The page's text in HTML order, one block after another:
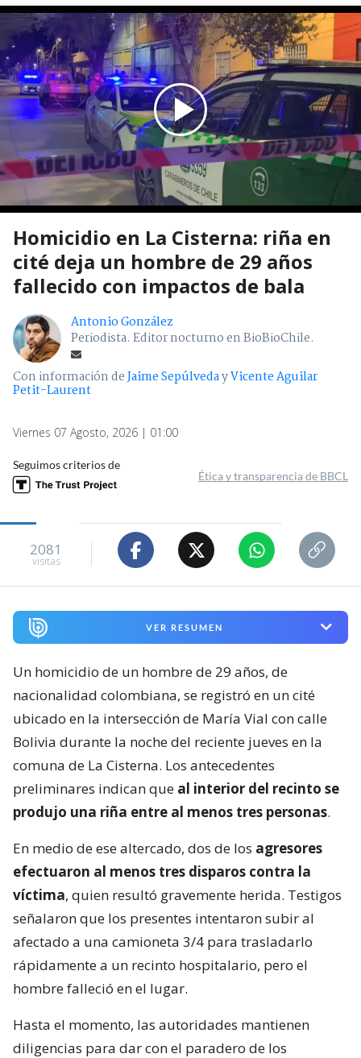
Homicidio en La Cisterna: riña en
cité deja un hombre de 29 años
fallecido con impactos de bala
Antonio González
Periodista. Editor nocturno en BioBioChile.
Con información deJaime SepúlvedayVicente Aguilar
Petit-Laurent
Viernes 07 Agosto, 2026 | 01:00
Seguimos criterios de
Ética y transparencia de BBCL
2081
visitas
VER RESUMEN
Un homicidio de un hombre de 29 años, de
nacionalidad colombiana, se registró en un cité
ubicado en la intersección de María Vial con calle
Bolivia durante la noche del reciente jueves en la
comuna de La Cisterna. Los antecedentes
preliminares indican que al interior del recinto se
produjo una riña entre al menos tres personas.
En medio de ese altercado, dos de los agresores
efectuaron al menos tres disparos contra la
víctima, quien resultó gravemente herida. Testigos
señalaron que los presentes intentaron subir al
afectado a una camioneta 3/4 para trasladarlo
rápidamente a un recinto hospitalario, pero el
hombre falleció en el lugar.
Hasta el momento, las autoridades mantienen
diligencias para dar con el paradero de los